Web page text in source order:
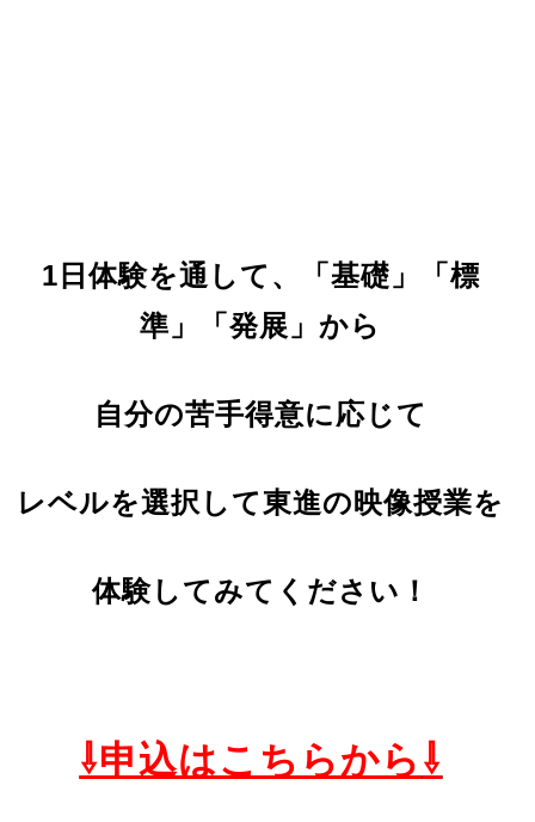
1日体験を通して、「基礎」「標
準」「発展」から
自分の苦手得意に応じて
レベルを選択して東進の映像授業を
体験してみてください！
⇩申込はこちらから⇩